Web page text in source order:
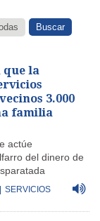
que la
3.000
familia
actúe
del dinero de
SERVICIOS